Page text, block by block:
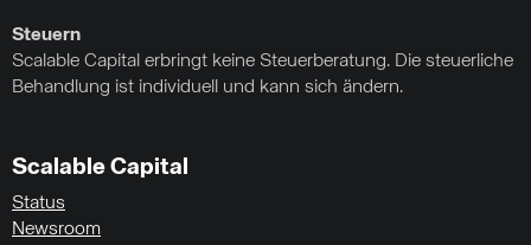
Steuern
Scalable Capital erbringt keine Steuerberatung. Die steuerliche
Behandlung ist individuell und kann sich ändern.
Scalable Capital
Status
Newsroom